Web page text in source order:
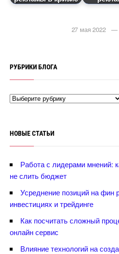
27 мая 2022
РУБРИКИ БЛОГА
НОВЫЕ СТАТЬИ
Работа с лидерами мнений:
не слить бюджет
Усреднение позиций на
инвестициях и трейдинге
Как посчитать сложный
онлайн сервис
лияние технологий на